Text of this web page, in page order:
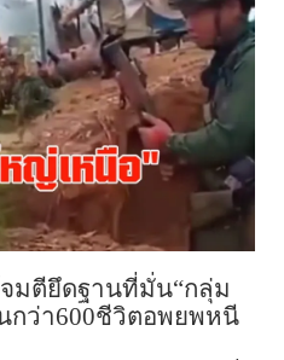
มตียึดฐานที่มั่น“กลุ่ม
กว่า600ชีวิตอพยพหนี